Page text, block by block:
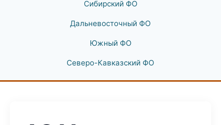
Сибирский ФО
Дальневосточный ФО
Южный ФО
Северо-Кавказский ФО